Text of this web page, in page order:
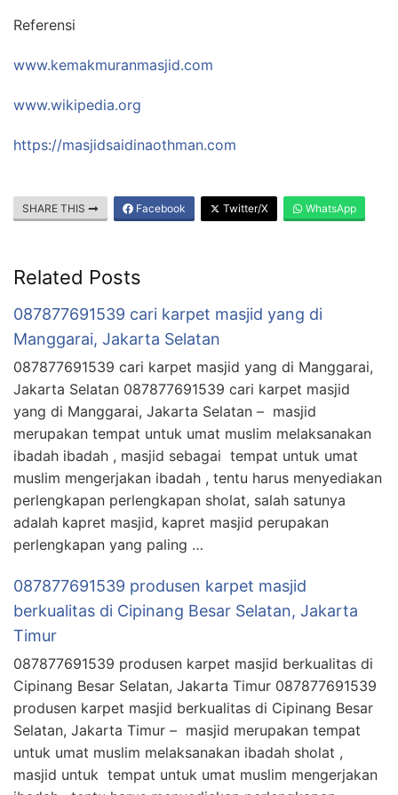
Referensi
www.kemakmuranmasjid.com
www.wikipedia.org
https://masjidsaidinaothman.com
SHARE THIS Facebook Twitter/X WhatsApp
Related Posts
087877691539 cari karpet masjid yang di
Manggarai, Jakarta Selatan
087877691539 cari karpet masjid yang di Manggarai,
Jakarta Selatan 087877691539 cari karpet masjid
yang di Manggarai, Jakarta Selatan – masjid
merupakan tempat untuk umat muslim melaksanakan
ibadah ibadah , masjid sebagai tempat untuk umat
muslim mengerjakan ibadah , tentu harus menyediakan
perlengkapan perlengkapan sholat, salah satunya
adalah kapret masjid, kapret masjid perupakan
perlengkapan yang paling …
087877691539 produsen karpet masjid
berkualitas di Cipinang Besar Selatan, Jakarta
Timur
087877691539 produsen karpet masjid berkualitas di
Cipinang Besar Selatan, Jakarta Timur 087877691539
produsen karpet masjid berkualitas di Cipinang Besar
Selatan, Jakarta Timur – masjid merupakan tempat
untuk umat muslim melaksanakan ibadah sholat ,
masjid untuk tempat untuk umat muslim mengerjakan